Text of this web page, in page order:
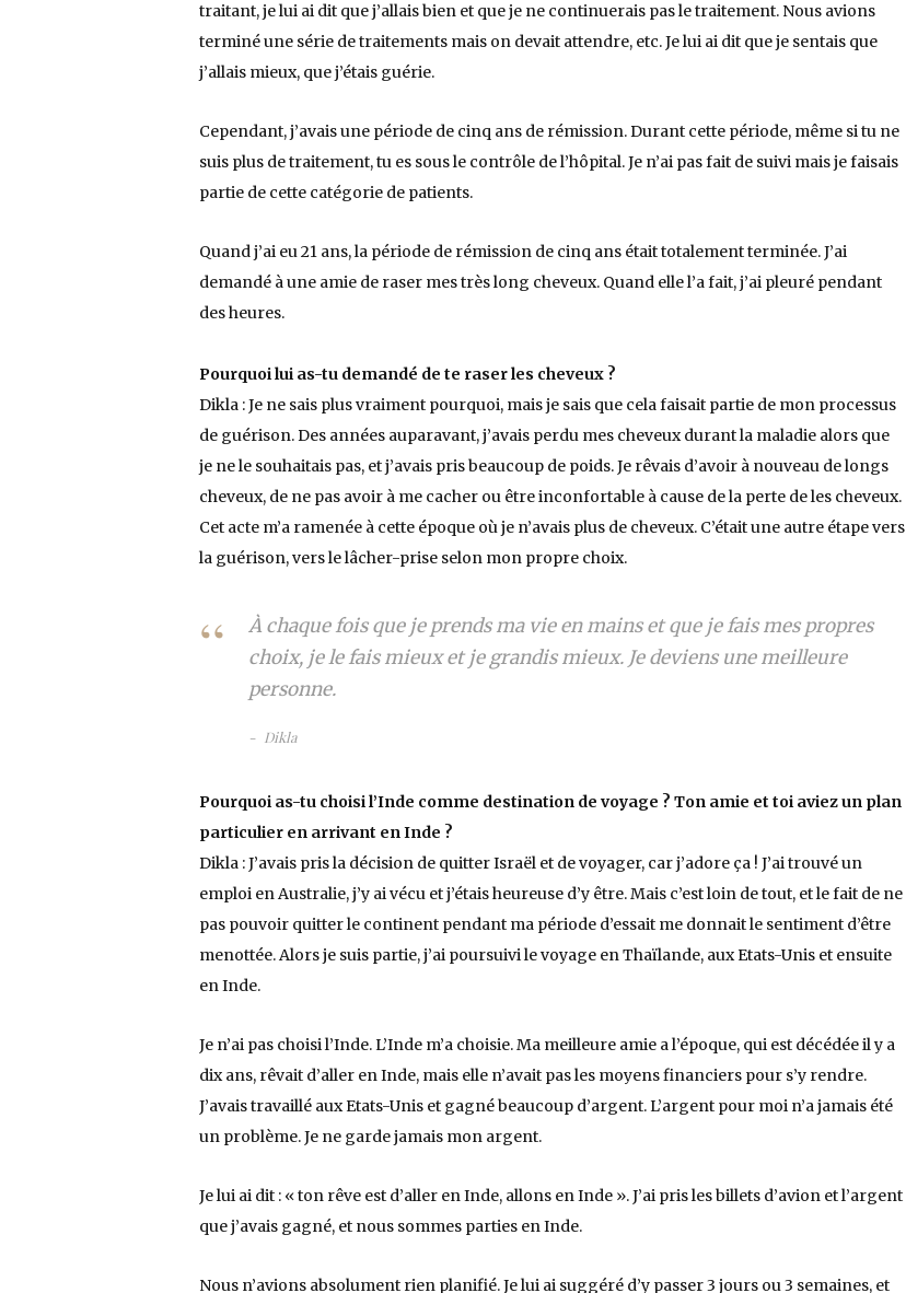
traitant, je lui ai dit que j’allais bien et que je ne continuerais pas le traitement. Nous avions
terminé une série de traitements mais on devait attendre, etc. Je lui ai dit que je sentais que
j’allais mieux, que j’étais guérie.
Cependant, j’avais une période de cinq ans de rémission. Durant cette période, même si tu ne
suis plus de traitement, tu es sous le contrôle de l’hôpital. Je n’ai pas fait de suivi mais je faisais
partie de cette catégorie de patients.
Quand j’ai eu 21 ans, la période de rémission de cinq ans était totalement terminée. J’ai
demandé à une amie de raser mes très long cheveux. Quand elle l’a fait, j’ai pleuré pendant
des heures.
Pourquoi lui as-tu demandé de te raser les cheveux ?
Dikla : Je ne sais plus vraiment pourquoi, mais je sais que cela faisait partie de mon processus
de guérison. Des années auparavant, j’avais perdu mes cheveux durant la maladie alors que
je ne le souhaitais pas, et j’avais pris beaucoup de poids. Je rêvais d’avoir à nouveau de longs
cheveux, de ne pas avoir à me cacher ou être inconfortable à cause de la perte de les cheveux.
Cet acte m’a ramenée à cette époque où je n’avais plus de cheveux. C’était une autre étape vers
la guérison, vers le lâcher-prise selon mon propre choix.
À chaque fois que je prends ma vie en mains et que je fais mes propres
choix, je le fais mieux et je grandis mieux. Je deviens une meilleure
personne.
Dikla
Pourquoi as-tu choisi l’Inde comme destination de voyage ? Ton amie et toi aviez un plan
particulier en arrivant en Inde ?
Dikla : J’avais pris la décision de quitter Israël et de voyager, car j’adore ça ! J’ai trouvé un
emploi en Australie, j’y ai vécu et j’étais heureuse d’y être. Mais c’est loin de tout, et le fait de ne
pas pouvoir quitter le continent pendant ma période d’essait me donnait le sentiment d’être
menottée. Alors je suis partie, j’ai poursuivi le voyage en Thaïlande, aux Etats-Unis et ensuite
en Inde.
Je n’ai pas choisi l’Inde. L’Inde m’a choisie. Ma meilleure amie a l’époque, qui est décédée il y a
dix ans, rêvait d’aller en Inde, mais elle n’avait pas les moyens financiers pour s’y rendre.
J’avais travaillé aux Etats-Unis et gagné beaucoup d’argent. L’argent pour moi n’a jamais été
un problème. Je ne garde jamais mon argent.
Je lui ai dit : « ton rêve est d’aller en Inde, allons en Inde ». J’ai pris les billets d’avion et l’argent
que j’avais gagné, et nous sommes parties en Inde.
Nous n’avions absolument rien planifié. Je lui ai suggéré d’y passer 3 jours ou 3 semaines, et